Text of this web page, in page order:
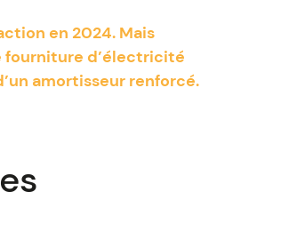
en 2024. Mais
fourniture d’électricité
amortisseur renforcé.